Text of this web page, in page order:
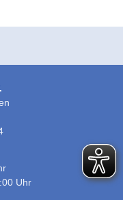
Uhr